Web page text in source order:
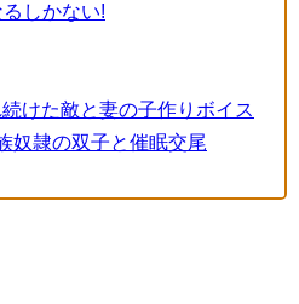
しかない!
けた敵と妻の子作りボイス
奴隷の双子と催眠交尾